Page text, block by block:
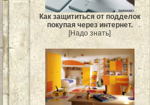
Как защититься от подделок
покупая через интернет.
[Надо знать]